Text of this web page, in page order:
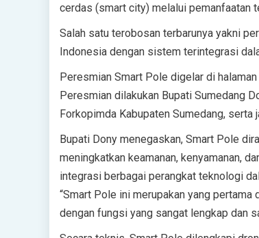
cerdas (smart city) melalui pemanfaatan
Salah satu terobosan terbarunya yakni
Indonesia dengan sistem terintegrasi
Peresmian Smart Pole digelar di
Peresmian dilakukan Bupati Sumedang
Forkopimda Kabupaten Sumedang, serta
Bupati Dony menegaskan, Smart Pole
meningkatkan keamanan, kenyamanan,
integrasi berbagai perangkat teknologi
“Smart Pole ini merupakan yang
dengan fungsi yang sangat lengkap dan